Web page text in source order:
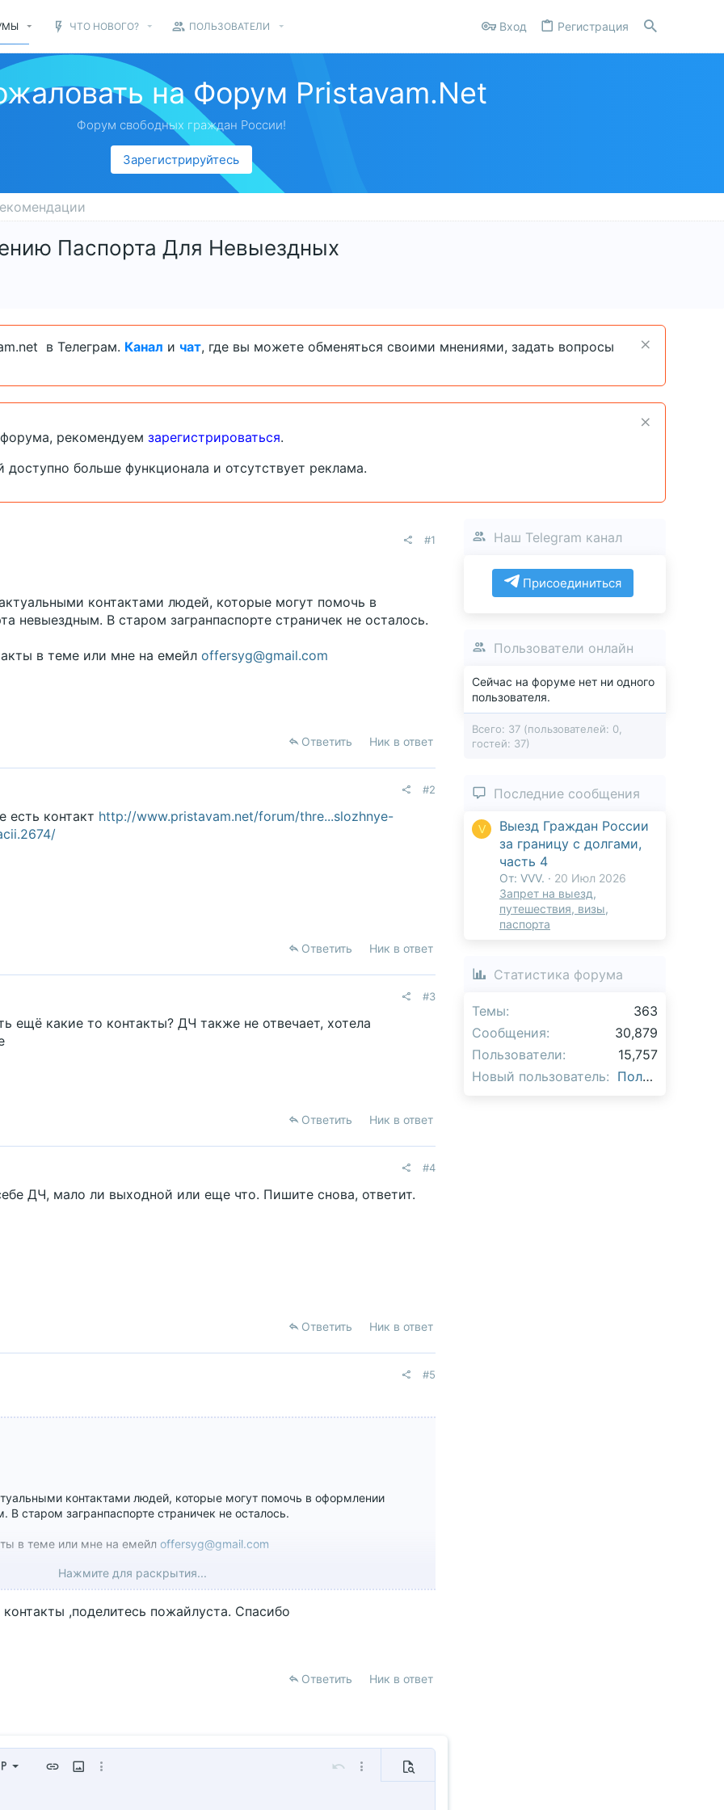
ЧТО НОВОГО? ПОЛЬЗОВАТЕЛИ Вход Регистрация
на Форум Pristavam.Net
Форум свободных граждан России!
Зарегистрируйтесь
Паспорта Для Невыездных
в Телеграм. Канал и чат, где вы можете обменяться своими мнениями, задать вопросы
рекомендуем зарегистрироваться.
доступно больше функционала и отсутствует реклама.
#1
контактами людей, которые могут помочь в
невыездным. В старом загранпаспорте страничек не осталось.
в теме или мне на емейл offersyg@gmail.com
Ответить Ник в ответ
#2
есть контакт http://www.pristavam.net/forum/thre...slozhnye-
Ответить Ник в ответ
#3
ещё какие то контакты? ДЧ также не отвечает, хотела
Ответить Ник в ответ
#4
ДЧ, мало ли выходной или еще что. Пишите снова, ответит.
Ответить Ник в ответ
#5
контактами людей, которые могут помочь в оформлении
В старом загранпаспорте страничек не осталось.
в теме или мне на емейл offersyg@gmail.com
Нажмите для раскрытия...
,поделитесь пожайлуста. Спасибо
Ответить Ник в ответ
краю
Формат параграфа
1
Вставить ссылку
Вставить изображение
Дополнительно... ОтменитьДополнительно...
Предпросмотр
код спойлерлинию
редактора
черновик
Наш Telegram канал
Присоединиться
Пользователи онлайн
Сейчас на форуме нет ни одного
пользователя.
Всего: 37 (пользователей: 0,
гостей: 37)
Последние сообщения
V
Выезд Граждан России
за границу с долгами,
часть 4
От: VVV.
20 Июл 2026
Запрет на выезд,
путешествия, визы,
паспорта
Статистика форума
Темы
363
Сообщения
30,879
Пользователи
15,757
Новый пользователь
Полина_Поля